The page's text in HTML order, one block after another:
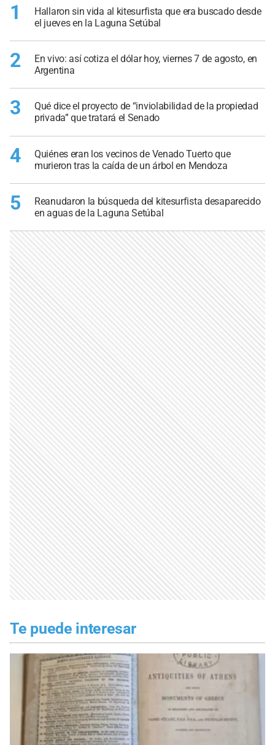
1
Hallaron sin vida al kitesurfista que era buscado desde
el jueves en la Laguna Setúbal
2
En vivo: así cotiza el dólar hoy, viernes 7 de agosto, en
Argentina
3
Qué dice el proyecto de “inviolabilidad de la propiedad
privada” que tratará el Senado
4
Quiénes eran los vecinos de Venado Tuerto que
murieron tras la caída de un árbol en Mendoza
5
Reanudaron la búsqueda del kitesurfista desaparecido
en aguas de la Laguna Setúbal
Te puede interesar